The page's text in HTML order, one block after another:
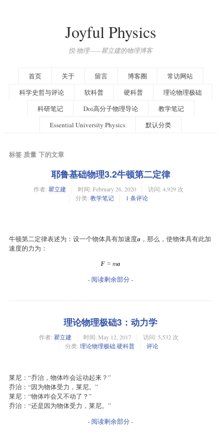
Joyful Physics
悦·物理——瞿立建的物理博客
首页 关于 留言 博客圈
常访网站
科学史哲与评论
软科普 硬科普
理论物理极础
科研笔记
Doi高分子物理导论
教学笔记
Essential University Physics
默认分类
标签 质量 下的文章
耶鲁基础物理3.2牛顿第二定律
作者: 瞿立建 时间: February 26, 2020
访问: 4,929 次
分类: 教学笔记 1 条评论
牛顿第二定律表述为：设一个物体具有加速度a ，那么，使物体具有此加
速度的力为：
F = ma
- 阅读剩余部分 -
理论物理极础3：动力学
作者: 瞿立建 时间: May 12, 2017
访问: 5,532 次
分类: 理论物理极础 硬科普 评论
莱尼：“乔治，物体咋会运动起来？”
乔治：“因为物体受力，莱尼。”
莱尼：“物体咋会又不动了？”
乔治：“还是因为物体受力，莱尼。”
- 阅读剩余部分 -